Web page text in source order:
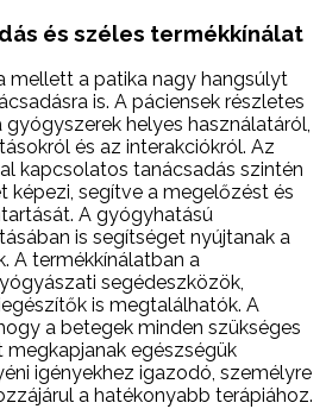
és széles termékkínálat
mellett a patika nagy hangsúlyt
is. A páciensek részletes
helyes használatáról,
és az interakciókról. Az
kapcsolatos tanácsadás szintén
képezi, segítve a megelőzést és
A gyógyhatású
is segítséget nyújtanak a
A termékkínálatban a
segédeszközök,
is megtalálhatók. A
a betegek minden szükséges
egészségük
igényekhez igazodó, személyre
a hatékonyabb terápiához.